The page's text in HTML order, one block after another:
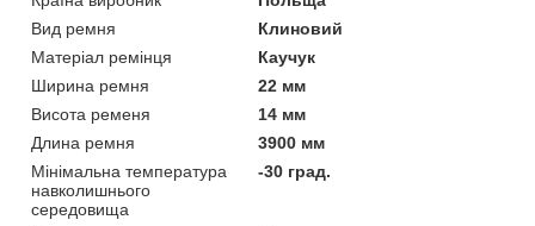
Вид ремня
Клиновий
Матеріал ремінця
Каучук
Ширина ремня
22 мм
Висота ременя
14 мм
Длина ремня
3900 мм
Мінімальна температура
навколишнього
середовища
-30 град.